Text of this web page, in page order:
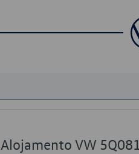
Alojamento VW